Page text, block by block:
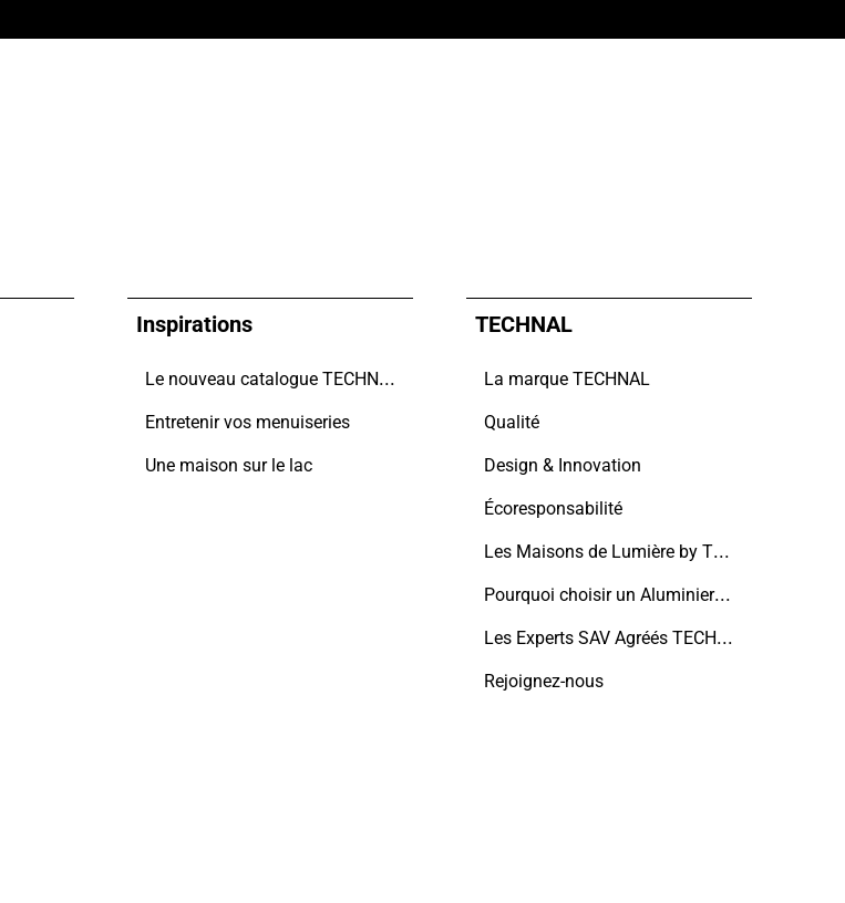
Inspirations
Le nouveau catalogue TECHNAL est arrivé
Entretenir vos menuiseries
Une maison sur le lac
TECHNAL
La marque TECHNAL
Qualité
Design & Innovation
Écoresponsabilité
Les Maisons de Lumière by TECHNAL
Pourquoi choisir un Aluminier TECHNAL ?
Les Experts SAV Agréés TECHNAL
Rejoignez-nous